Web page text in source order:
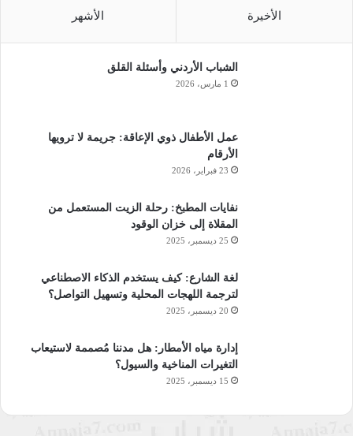
الأخيرة الأشهر
الشباب الأردني وأسئلة القلق
1 مارس، 2026
عمل الأطفال ذوي الإعاقة: جريمة لا ترويها
الأرقام
23 فبراير، 2026
نفايات المطبخ: رحلة الزيت المستعمل من
المقلاة إلى خزان الوقود
25 ديسمبر، 2025
لغة الشارع: كيف يستخدم الذكاء الاصطناعي
لترجمة اللهجات المحلية وتسهيل التواصل؟
20 ديسمبر، 2025
إدارة مياه الأمطار: هل مدننا مُصممة لاستيعاب
التغيرات المناخية والسيول؟
15 ديسمبر، 2025